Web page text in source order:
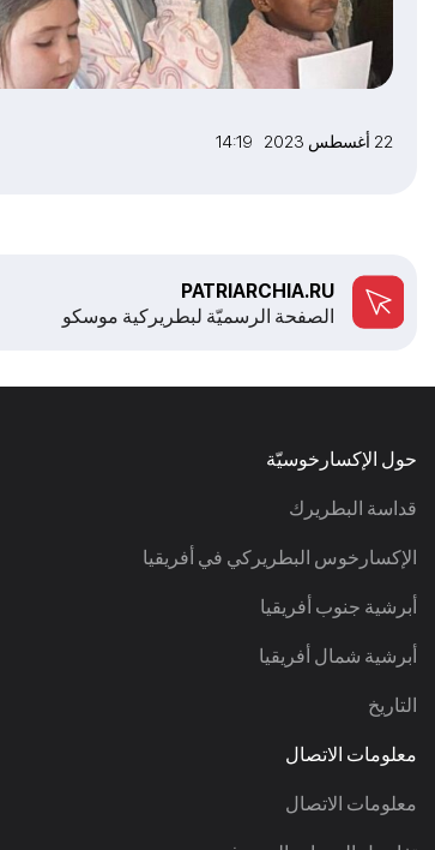
22 أغسطس 2023 14:19
PATRIARCHIA.RU
الصفحة الرسميّة لبطريركية موسكو
حول الإكسارخوسيّة
قداسة البطريرك
الإكسارخوس البطريركي في أفريقيا
أبرشية جنوب أفريقيا
أبرشية شمال أفريقيا
التاريخ
معلومات الاتصال
معلومات الاتصال